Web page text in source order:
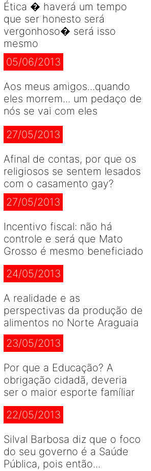
Ética � haverá um tempo
que ser honesto será
vergonhoso� será isso
mesmo
05/06/2013
Aos meus amigos...quando
eles morrem... um pedaço de
nós se vai com eles
27/05/2013
Afinal de contas, por que os
religiosos se sentem lesados
com o casamento gay?
27/05/2013
Incentivo fiscal: não há
controle e será que Mato
Grosso é mesmo beneficiado
24/05/2013
A realidade e as
perspectivas da produção de
alimentos no Norte Araguaia
23/05/2013
Por que a Educação? A
obrigação cidadã, deveria
ser o maior esporte famíliar
22/05/2013
Silval Barbosa diz que o foco
do seu governo é a Saúde
Pública, pois então...